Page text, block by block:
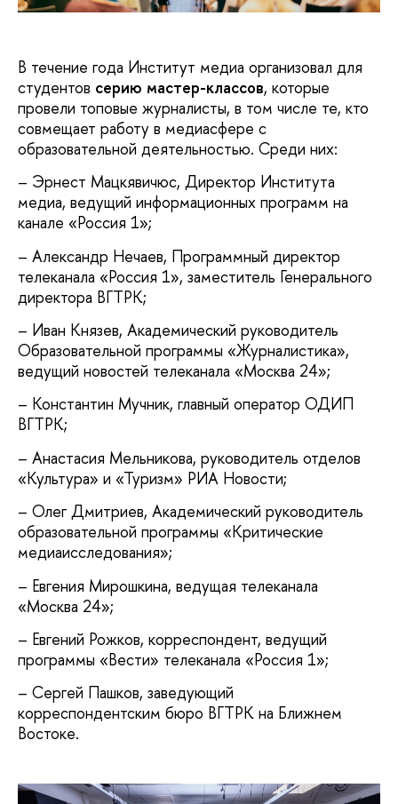
В течение года Институт медиа организовал для
студентов серию мастер-классов, которые
провели топовые журналисты, в том числе те, кто
совмещает работу в медиасфере с
образовательной деятельностью. Среди них:
– Эрнест Мацкявичюс, Директор Института
медиа, ведущий информационных программ на
канале «Россия 1»;
– Александр Нечаев, Программный директор
телеканала «Россия 1», заместитель Генерального
директора ВГТРК;
– Иван Князев, Академический руководитель
Образовательной программы «Журналистика»,
ведущий новостей телеканала «Москва 24»;
– Константин Мучник, главный оператор ОДИП
ВГТРК;
– Анастасия Мельникова, руководитель отделов
«Культура» и «Туризм» РИА Новости;
– Олег Дмитриев, Академический руководитель
образовательной программы «Критические
медиаисследования»;
– Евгения Мирошкина, ведущая телеканала
«Москва 24»;
– Евгений Рожков, корреспондент, ведущий
программы «Вести» телеканала «Россия 1»;
– Сергей Пашков, заведующий
корреспондентским бюро ВГТРК на Ближнем
Востоке.